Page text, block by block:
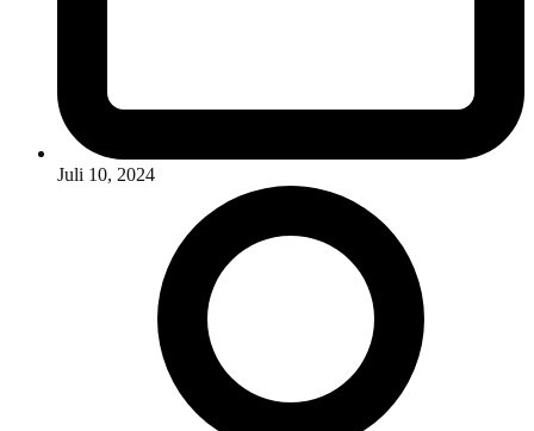
Juli 10, 2024